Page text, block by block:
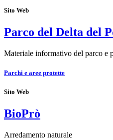
Sito Web
Parco del Delta del
Materiale informativo del parco e
Parchi e aree protette
Sito Web
BioPrò
Arredamento naturale